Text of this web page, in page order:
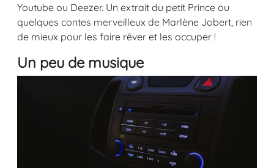
Youtube ou Deezer. Un extrait du petit Prince ou
quelques contes merveilleux de Marlène Jobert, rien
de mieux pour les faire rêver et les occuper !
Un peu de musique